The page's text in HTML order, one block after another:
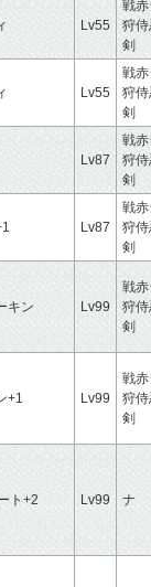
Lv55
戦
狩
剣
Lv55
戦
狩
剣
Lv87
戦
狩
剣
Lv87
戦
狩
剣
キン Lv99
戦
狩
剣
+1 Lv99
戦
狩
剣
ト+2 Lv99 ナ